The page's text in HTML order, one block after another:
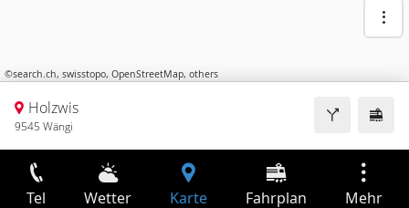
©search.ch, swisstopo, OpenStreetMap, others
Holzwis
9545 Wängi
Tel Wetter Karte Fahrplan Mehr